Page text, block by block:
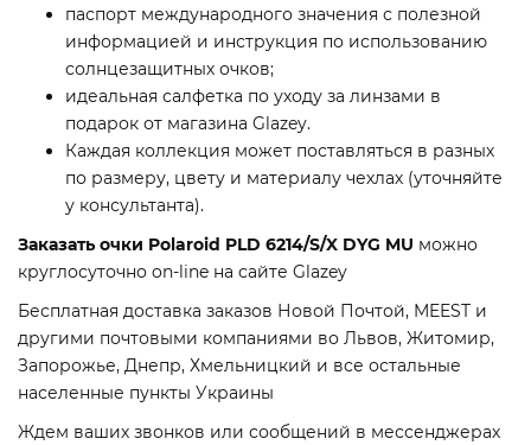
паспорт международного значения с полезной
информацией и инструкция по использованию
солнцезащитных очков;
идеальная салфетка по уходу за линзами в
подарок от магазина Glazey.
Каждая коллекция может поставляться в разных
по размеру, цвету и материалу чехлах (уточняйте
у консультанта).
Заказать очки Polaroid PLD 6214/S/X DYG MU можно
круглосуточно on-line на сайте Glazey
Бесплатная доставка заказов Новой Почтой, MEEST и
другими почтовыми компаниями во Львов, Житомир,
Запорожье, Днепр, Хмельницкий и все остальные
населенные пункты Украины
Ждем ваших звонков или сообщений в мессенджерах